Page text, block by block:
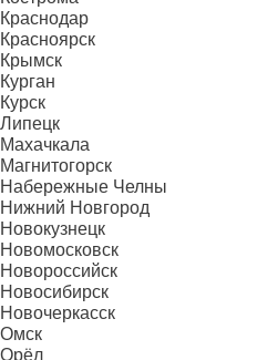
Краснодар
Красноярск
Крымск
Курган
Курск
Липецк
Махачкала
Магнитогорск
Набережные Челны
Нижний Новгород
Новокузнецк
Новомосковск
Новороссийск
Новосибирск
Новочеркасск
Омск
Орёл